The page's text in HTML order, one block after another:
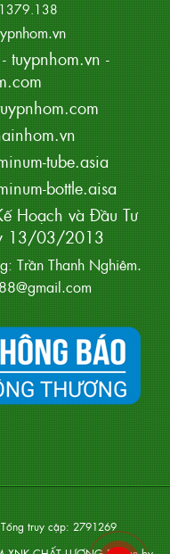
- tuypnhom.vn -
tube.asia
bottle.aisa
Hoạch và Đầu Tư
13/03/2013
Trần Thanh Nghiêm.
truy cập: 2791269